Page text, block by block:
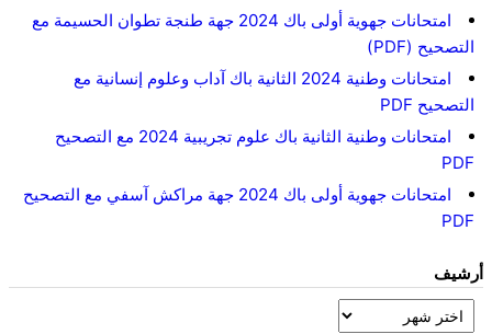
امتحانات جهوية أولى باك 2024 جهة طنجة تطوان الحسيمة مع
التصحيح (PDF)
امتحانات وطنية 2024 الثانية باك آداب وعلوم إنسانية مع
التصحيح PDF
امتحانات وطنية الثانية باك علوم تجريبية 2024 مع التصحيح
PDF
امتحانات جهوية أولى باك 2024 جهة مراكش آسفي مع التصحيح
PDF
أرشيف